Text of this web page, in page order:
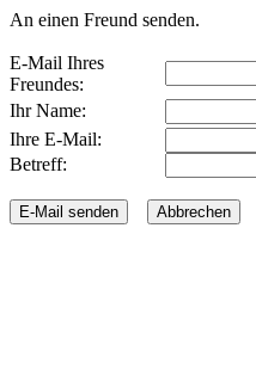
An einen Freund senden.
E-Mail Ihres
Freundes:
Ihr Name:
Ihre E-Mail:
Betreff: